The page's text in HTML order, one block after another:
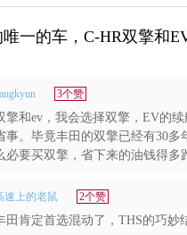
一的车，C-HR双擎和
3个赞
擎和ev，我会选择双擎，EV的
事。毕竟丰田的双擎已经有30
必要买双擎，省下来的油钱得多
速上的老鼠 2个赞
田肯定首选混动了，THS的巧妙